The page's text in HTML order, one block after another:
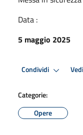
Data :
5 maggio 2025
Condividi
Categorie:
Opere